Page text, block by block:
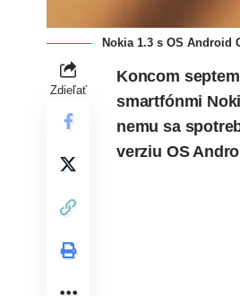
Nokia 1.3 s OS Android
Zdieľať
Koncom
smartfónmi
nemu sa
verziu OS